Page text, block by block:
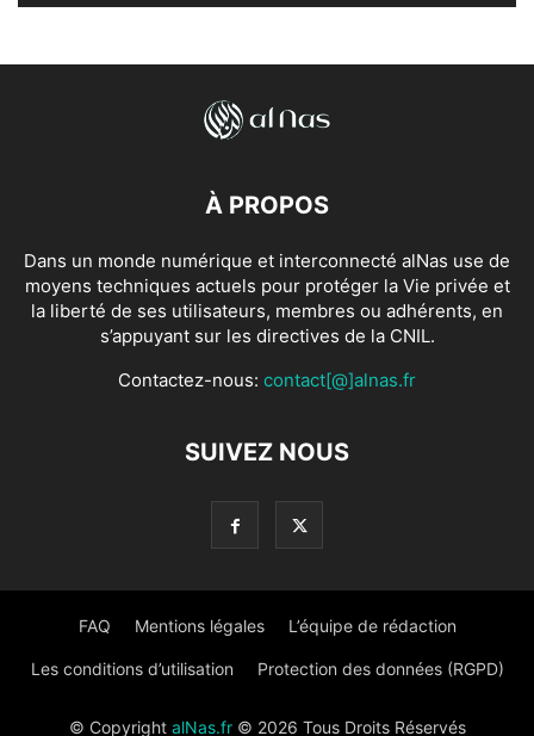
À PROPOS
Dans un monde numérique et interconnecté alNas use de
moyens techniques actuels pour protéger la Vie privée et
la liberté de ses utilisateurs, membres ou adhérents, en
s’appuyant sur les directives de la CNIL.
Contactez-nous: contact[@]alnas.fr
SUIVEZ NOUS
FAQ Mentions légales L’équipe de rédaction
Les conditions d’utilisation Protection des données (RGPD)
© Copyright alNas.fr© 2026 Tous Droits Réservés